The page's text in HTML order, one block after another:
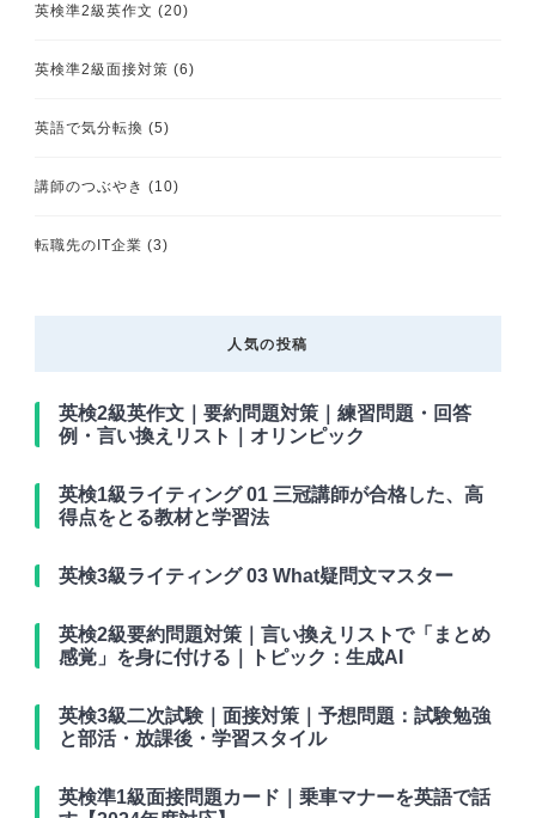
英検準2級英作文 (20)
英検準2級面接対策 (6)
英語で気分転換 (5)
講師のつぶやき (10)
転職先のIT企業 (3)
人気の投稿
英検2級英作文｜要約問題対策｜練習問題・回答
例・言い換えリスト｜オリンピック
英検1級ライティング 01 三冠講師が合格した、高
得点をとる教材と学習法
英検3級ライティング 03 What疑問文マスター
英検2級要約問題対策｜言い換えリストで「まとめ
感覚」を身に付ける｜トピック：生成AI
英検3級二次試験｜面接対策｜予想問題：試験勉強
と部活・放課後・学習スタイル
英検準1級面接問題カード｜乗車マナーを英語で話